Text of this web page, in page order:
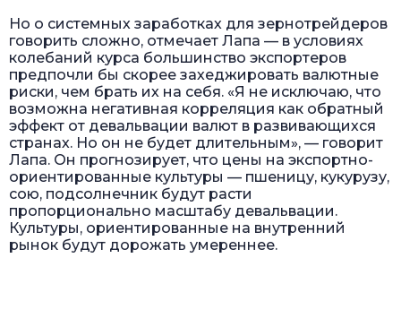
Но о системных заработках для зернотрейдеров
говорить сложно, отмечает Лапа — в условиях
колебаний курса большинство экспортеров
предпочли бы скорее захеджировать валютные
риски, чем брать их на себя. «Я не исключаю, что
возможна негативная корреляция как обратный
эффект от девальвации валют в развивающихся
странах. Но он не будет длительным», — говорит
Лапа. Он прогнозирует, что цены на экспортно-
ориентированные культуры — пшеницу, кукурузу,
сою, подсолнечник будут расти
пропорционально масштабу девальвации.
Культуры, ориентированные на внутренний
рынок будут дорожать умереннее.